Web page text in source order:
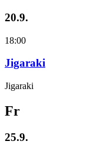
20.9.
18:00
Jigaraki
Jigaraki
Fr
25.9.